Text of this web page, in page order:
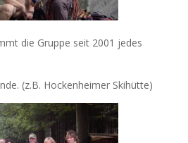
die Gruppe seit 2001 jedes
(z.B. Hockenheimer Skihütte)